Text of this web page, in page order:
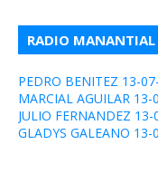
RADIO
PEDRO BENITEZ 13-
MARCIAL AGUILAR 13-
JULIO FERNANDEZ
GLADYS GALEANO 13-